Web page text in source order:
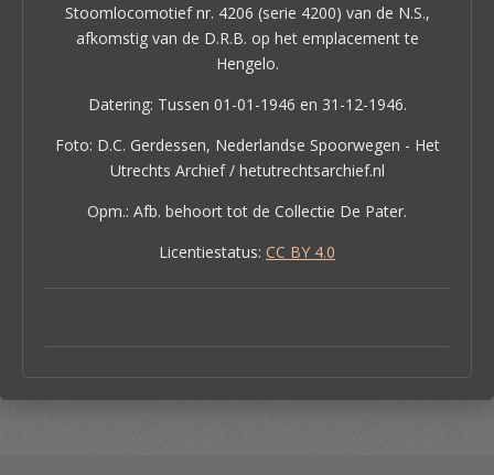
Stoomlocomotief nr. 4206 (serie 4200) van de N.S.,
afkomstig van de D.R.B. op het emplacement te
Hengelo.
Datering: Tussen 01-01-1946 en 31-12-1946.
Foto: D.C. Gerdessen, Nederlandse Spoorwegen - Het
Utrechts Archief / hetutrechtsarchief.nl
Opm.: Afb. behoort tot de Collectie De Pater.
Licentiestatus: CC BY 4.0